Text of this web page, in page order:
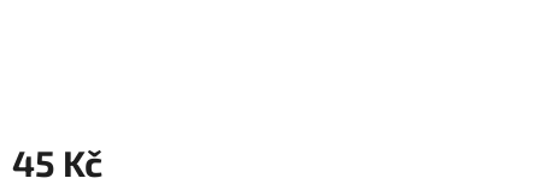
45 Kč